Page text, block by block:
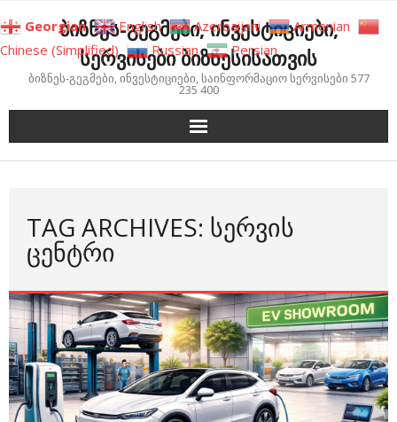
to
content
ბიზნეს-გეგმები, ინვესტიციები,
სერვისები ბიზნესისათვის
ბიზნეს-გეგმები, ინვესტიციები, საინფორმაციო სერვისები 577
235 400
TAG ARCHIVES: ᲡᲔᲠᲕᲘᲡ
ᲪᲔᲜᲢᲠᲘ
Georgian English Azerbaijani
Armenian
Chinese (Simplified)
Russian Persian